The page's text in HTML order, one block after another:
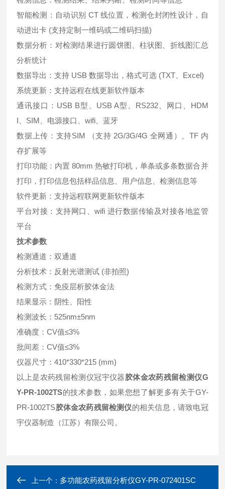
智能检测：自动识别 CT 线位置，检测仓封闭性设计，自
动进出卡 (支持定制一维码或二维码扫描)
数据分析：对检测结果进行圆饼图、柱状图、折线图汇总
分析统计
数据导出：支持 USB 数据导出，格式可选 (TXT、Excel)
系统更新：支持远程在线更新软件版本
通讯接口：USB B型、USB A型、RS232、网口、HDM
I、SIM、电源接口、wifi、蓝牙
数据上传：支持SIM （支持 2G/3G/4G 全网通）、TF 内
存扩展等
打印功能：内置 80mm 热敏打印机，单条或多条数据合并
打印，打印信息包括样品信息、用户信息、检测信息等
软件更新：支持远程联网更新软件版本
平台对接：支持网口、wifi 进行数据传输及对接各地监管
平台
技术参数
检测通道：双通道
分析技术：反射光谱测试 (非拍照)
检测方式：免疫层析胶体金法
结果显示：阴性、阳性
检测波长：525nm±5nm
准确度：CV值≤3%
批间差：CV值≤3%
仪器尺寸：410*330*215 (mm)
以上是农药残留检测仪冠宇仪器胶体金农药残留检测仪G
Y-PR-1002TS的技术参数，如果您想了解更多有关于GY-
PR-1002TS胶体金农药残留检测仪的相关信息，请致电冠
宇仪器制造（江苏）有限公司。
上一个： 多功能农药残留分析仪GY-PR-072401SC